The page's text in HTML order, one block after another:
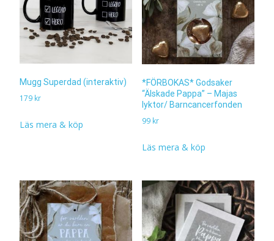
Mugg Superdad (interaktiv)
179 kr
Läs mera & köp
*FÖRBOKAS* Godsaker
“Älskade Pappa” – Majas
lyktor/ Barncancerfonden
99 kr
Läs mera & köp